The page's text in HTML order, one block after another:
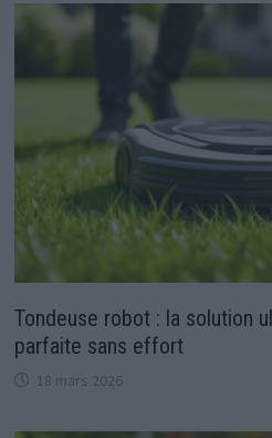
Tondeuse robot : la solution
parfaite sans effort
18 mars 2026